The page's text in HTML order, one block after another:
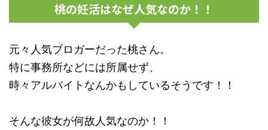
桃の妊活はなぜ人気なのか！！
元々人気ブロガーだった桃さん。
特に事務所などには所属せず、
時々アルバイトなんかもしているそうです！！
そんな彼女が何故人気なのか！！